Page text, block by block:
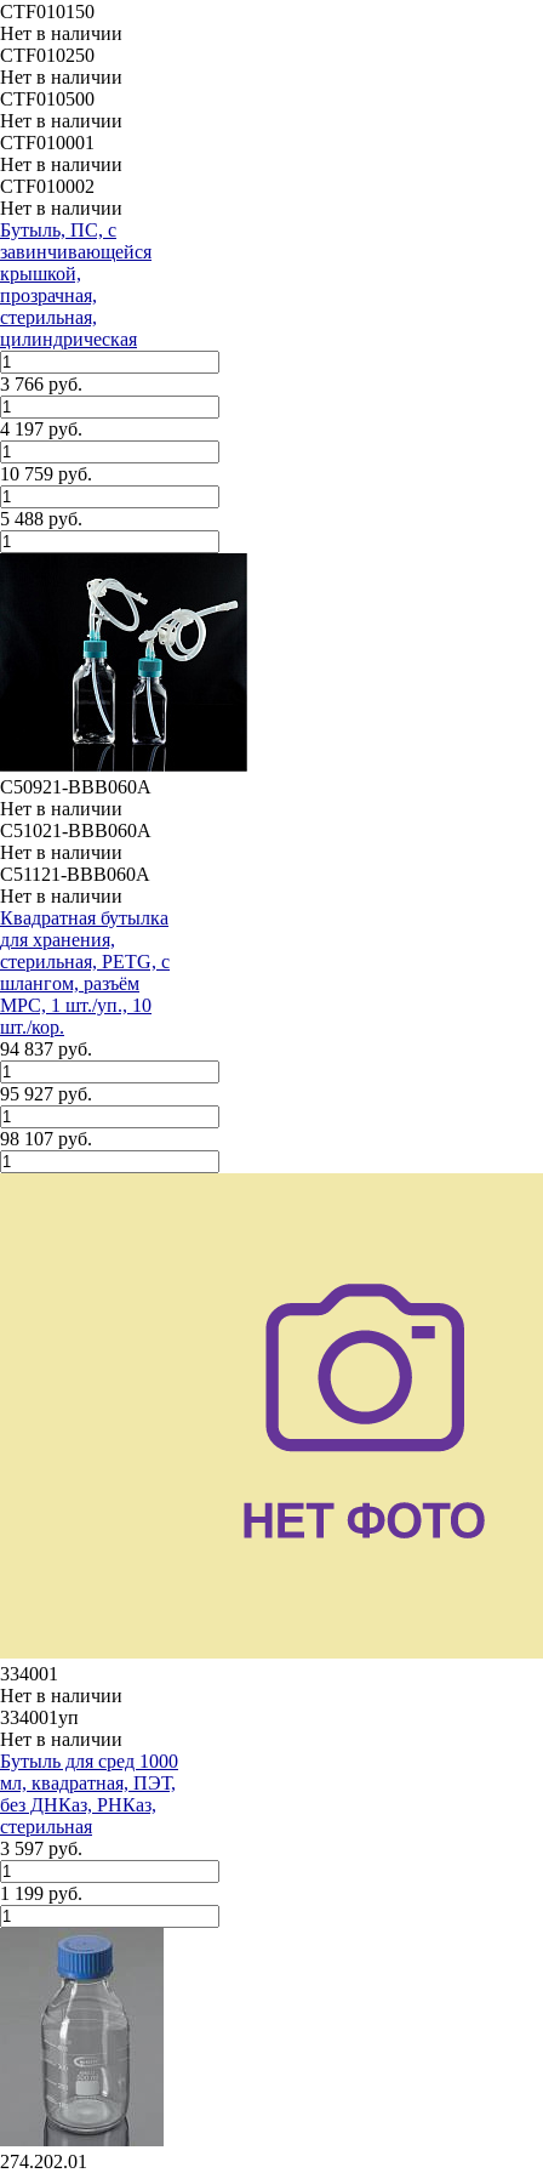
CTF010150
Нет в наличии
CTF010250
Нет в наличии
CTF010500
Нет в наличии
CTF010001
Нет в наличии
CTF010002
Нет в наличии
Бутыль, ПС, с
завинчивающейся
крышкой,
прозрачная,
стерильная,
цилиндрическая
3 766 руб.
4 197 руб.
10 759 руб.
5 488 руб.
C50921-BBB060A
Нет в наличии
C51021-BBB060A
Нет в наличии
C51121-BBB060A
Нет в наличии
Квадратная бутылка
для хранения,
стерильная, PETG, с
шлангом, разъём
МРС, 1 шт./уп., 10
шт./кор.
94 837 руб.
95 927 руб.
98 107 руб.
334001
Нет в наличии
334001уп
Нет в наличии
Бутыль для сред 1000
мл, квадратная, ПЭТ,
без ДНКаз, РНКаз,
стерильная
3 597 руб.
1 199 руб.
274.202.01